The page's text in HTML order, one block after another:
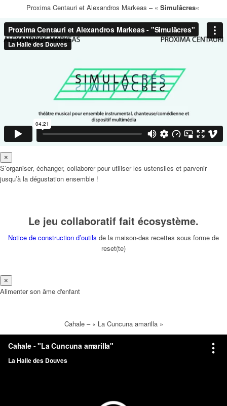
Proxima Centauri et Alexandros Markeas – « Simulâcres«
×
S’organiser, échanger, collaborer pour utiliser les ustensiles et parvenir
jusqu’à la dégustation ensemble !
Le jeu collaboratif fait écosystème.
Notice de construction d’outils de la maison-des recettes sous forme de
reset(te)
×
Alimenter son âme d'enfant
Cahale – « La Cuncuna amarilla »